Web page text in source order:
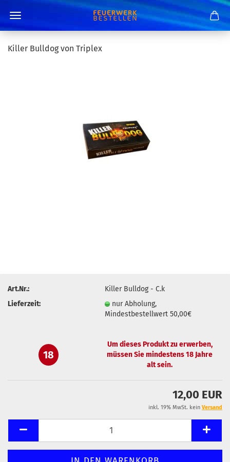
Killer Bulldog von Triplex
Art.Nr.:
Killer Bulldog - C.k
Lieferzeit:
nur Abholung,
Mindestbestellwert 50,00€
18
Um dieses Produkt zu erwerben,
müssen Sie mindestens 18 Jahre
alt sein.
12,00 EUR
inkl. 19% MwSt. kein Versand